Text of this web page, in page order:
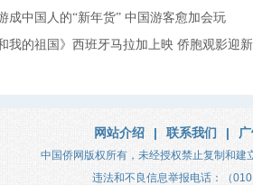
成中国人的“新年货” 中国游客愈加会玩
和我的祖国》西班牙马拉加上映 侨胞观影迎
网站介绍 | 联系我们 |
中国侨网版权所有，未经授权禁止复制和建
违法和不良信息举报电话：（